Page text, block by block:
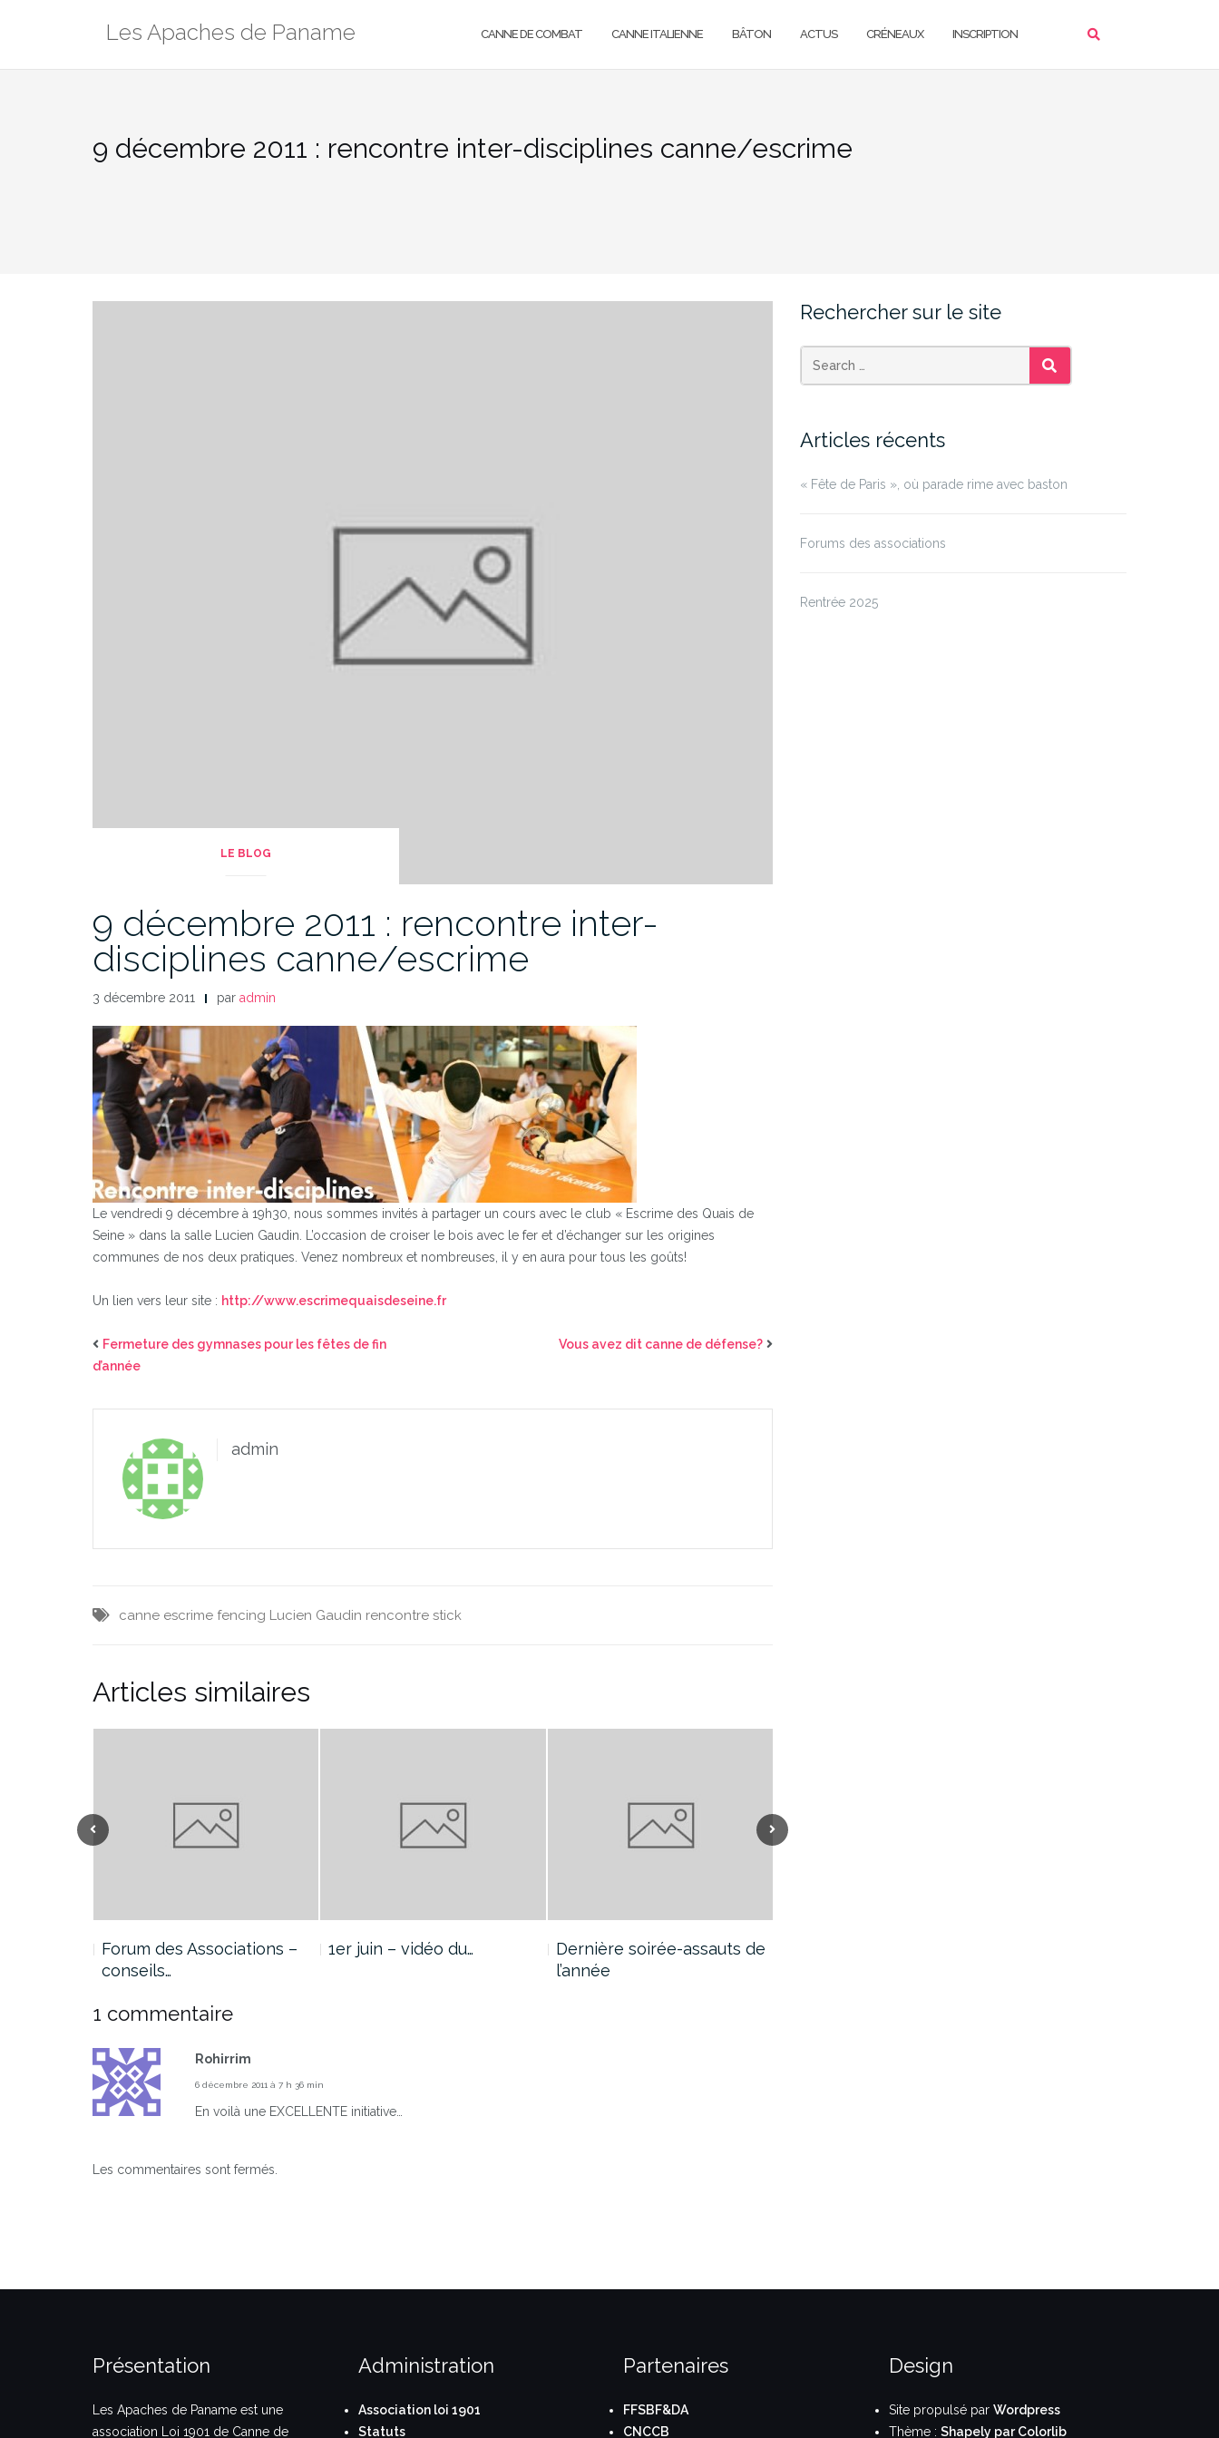
Les Apaches de Paname CANNE DE COMBAT CANNE ITALIENNE BÂTON ACTUS CRÉNEAUX INSCRIPTION
9 décembre 2011 : rencontre inter-disciplines canne/escrime
LE BLOG
9 décembre 2011 : rencontre inter-
disciplines canne/escrime
3 décembre 2011 par admin
Le vendredi 9 décembre à 19h30, nous sommes invités à partager un cours avec le club « Escrime des Quais de
Seine » dans la salle Lucien Gaudin. L’occasion de croiser le bois avec le fer et d’échanger sur les origines
communes de nos deux pratiques. Venez nombreux et nombreuses, il y en aura pour tous les goûts!
Un lien vers leur site : http://www.escrimequaisdeseine.fr
Fermeture des gymnases pour les fêtes de fin
d’année
Vous avez dit canne de défense?
admin
canne escrime fencing Lucien Gaudin rencontre stick
Articles similaires
Forum des Associations –
conseils…
1er juin – vidéo du…
Dernière soirée-assauts de
l’année
1 commentaire
Rohirrim
6 décembre 2011 à 7 h 36 min
En voilà une EXCELLENTE initiative…
Les commentaires sont fermés.
Rechercher sur le site
SEARCH
Articles récents
« Fête de Paris », où parade rime avec baston
Forums des associations
Rentrée 2025
Présentation
Les Apaches de Paname est une
association Loi 1901 de Canne de
Administration
Association loi 1901
Statuts
Partenaires
FFSBF&DA
CNCCB
Design
Site propulsé par Wordpress
Thème : Shapely par Colorlib